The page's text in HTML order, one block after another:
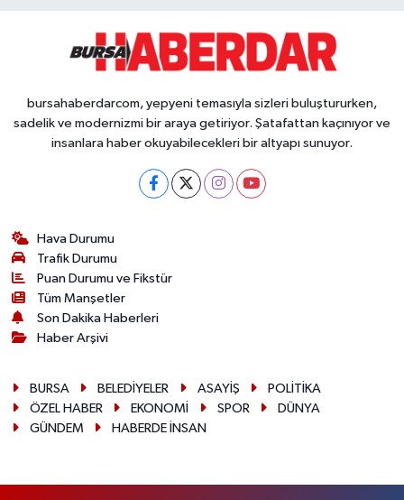
bursahaberdarcom, yepyeni temasıyla sizleri buluştururken,
sadelik ve modernizmi bir araya getiriyor. Şatafattan kaçınıyor ve
insanlara haber okuyabilecekleri bir altyapı sunuyor.
Hava Durumu
Trafik Durumu
Puan Durumu ve Fikstür
Tüm Manşetler
Son Dakika Haberleri
Haber Arşivi
BURSA BELEDİYELER ASAYİŞ
POLİTİKA
ÖZEL HABER
EKONOMİ SPOR
DÜNYA
GÜNDEM
HABERDE İNSAN